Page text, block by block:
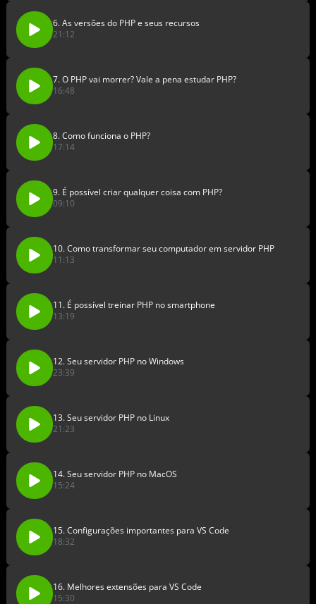
6. As versões do PHP e seus recursos
21:12
7. O PHP vai morrer? Vale a pena estudar PHP?
16:48
8. Como funciona o PHP?
17:14
9. É possível criar qualquer coisa com PHP?
09:10
10. Como transformar seu computador em servidor PHP
11:13
11. É possível treinar PHP no smartphone
13:19
12. Seu servidor PHP no Windows
23:39
13. Seu servidor PHP no Linux
21:23
14. Seu servidor PHP no MacOS
15:24
15. Configurações importantes para VS Code
18:32
16. Melhores extensões para VS Code
15:30